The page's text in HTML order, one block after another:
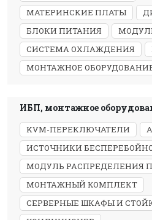
МАТЕРИНСКИЕ ПЛАТЫ
БЛОКИ ПИТАНИЯ
СИСТЕМА ОХЛАЖДЕНИЯ
МОНТАЖНОЕ
ИБП, монтажное
KVM-ПЕРЕКЛЮЧАТЕЛИ
ИСТОЧНИКИ
МОДУЛЬ РАСПРЕДЕЛЕНИЯ
МОНТАЖНЫЙ КОМПЛЕКТ
СЕРВЕРНЫЕ ШКАФЫ И